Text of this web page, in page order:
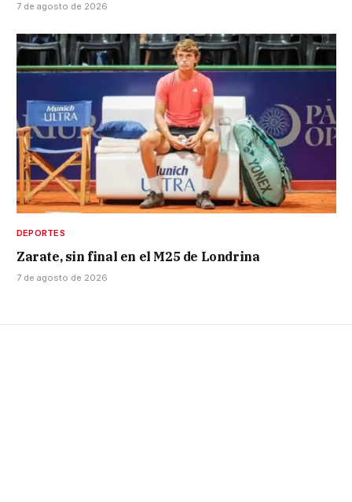
7 de agosto de 2026
DEPORTES
Zarate, sin final en el M25 de Londrina
7 de agosto de 2026